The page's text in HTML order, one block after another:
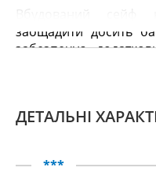
Вбудований сейф
заощадити досить
забезпечує
Обмежуючим
ДЕТАЛЬНІ
***